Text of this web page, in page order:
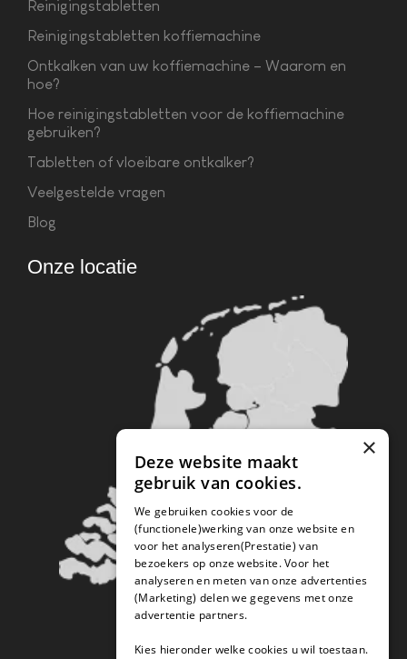
Reinigingstabletten
Reinigingstabletten koffiemachine
Ontkalken van uw koffiemachine – Waarom en
hoe?
Hoe reinigingstabletten voor de koffiemachine
gebruiken?
Tabletten of vloeibare ontkalker?
Veelgestelde vragen
Blog
Onze locatie
×
Deze website maakt
gebruik van cookies.
We gebruiken cookies voor de
(functionele)werking van onze website en
voor het analyseren(Prestatie) van
bezoekers op onze website. Voor het
analyseren en meten van onze advertenties
(Marketing) delen we gegevens met onze
advertentie partners.
Kies hieronder welke cookies u wil toestaan.